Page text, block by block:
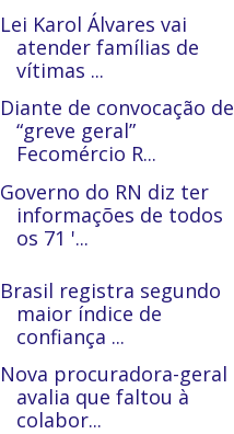
Lei Karol Álvares vai
atender famílias de
vítimas ...
Diante de convocação de
“greve geral”
Fecomércio R...
Governo do RN diz ter
informações de todos
os 71 '...
Brasil registra segundo
maior índice de
confiança ...
Nova procuradora-geral
avalia que faltou à
colabor...